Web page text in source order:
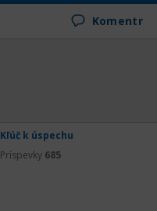
Komentr
Kľúč k úspechu
Príspevky 685